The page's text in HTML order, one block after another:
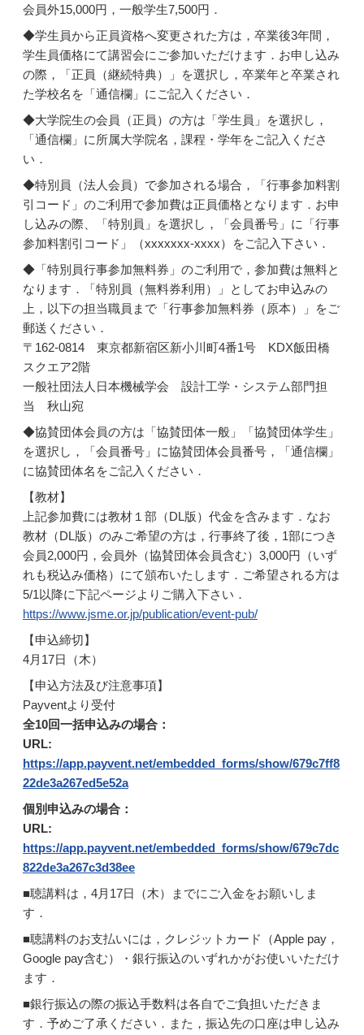
会員外15,000円，一般学生7,500円．
◆学生員から正員資格へ変更された方は，卒業後3年間，
学生員価格にて講習会にご参加いただけます．お申し込み
の際，「正員（継続特典）」を選択し，卒業年と卒業され
た学校名を「通信欄」にご記入ください．
◆大学院生の会員（正員）の方は「学生員」を選択し，
「通信欄」に所属大学院名，課程・学年をご記入くださ
い．
◆特別員（法人会員）で参加される場合，「行事参加料割
引コード」のご利用で参加費は正員価格となります．お申
し込みの際、「特別員」を選択し，「会員番号」に「行事
参加料割引コード」（xxxxxxx-xxxx）をご記入下さい．
◆「特別員行事参加無料券」のご利用で，参加費は無料と
なります．「特別員（無料券利用）」としてお申込みの
上，以下の担当職員まで「行事参加無料券（原本）」をご
郵送ください．
〒162-0814 東京都新宿区新小川町4番1号 KDX飯田橋
スクエア2階
一般社団法人日本機械学会 設計工学・システム部門担
当 秋山宛
◆協賛団体会員の方は「協賛団体一般」「協賛団体学生」
を選択し，「会員番号」に協賛団体会員番号，「通信欄」
に協賛団体名をご記入ください．
【教材】
上記参加費には教材１部（DL版）代金を含みます．なお
教材（DL版）のみご希望の方は，行事終了後，1部につき
会員2,000円，会員外（協賛団体会員含む）3,000円（いず
れも税込み価格）にて頒布いたします．ご希望される方は
5/1以降に下記ページよりご購入下さい．
https://www.jsme.or.jp/publication/event-pub/
【申込締切】
4月17日（木）
【申込方法及び注意事項】
Payventより受付
全10回一括申込みの場合：
URL:
https://app.payvent.net/embedded_forms/show/679c7ff8
22de3a267ed5e52a
個別申込みの場合：
URL:
https://app.payvent.net/embedded_forms/show/679c7dc
822de3a267c3d38ee
■聴講料は，4月17日（木）までにご入金をお願いしま
す．
■聴講料のお支払いには，クレジットカード（Apple pay，
Google pay含む）・銀行振込のいずれかがお使いいただけ
ます．
■銀行振込の際の振込手数料は各自でご負担いただきま
す．予めご了承ください．また，振込先の口座は申し込み